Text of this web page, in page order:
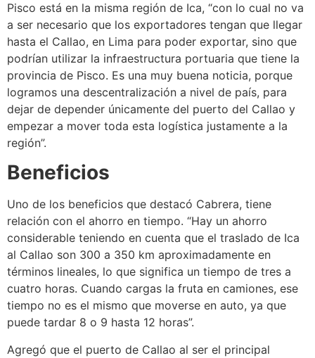
Pisco está en la misma región de Ica, “con lo cual no va
a ser necesario que los exportadores tengan que llegar
hasta el Callao, en Lima para poder exportar, sino que
podrían utilizar la infraestructura portuaria que tiene la
provincia de Pisco. Es una muy buena noticia, porque
logramos una descentralización a nivel de país, para
dejar de depender únicamente del puerto del Callao y
empezar a mover toda esta logística justamente a la
región”.
Beneficios
Uno de los beneficios que destacó Cabrera, tiene
relación con el ahorro en tiempo. “Hay un ahorro
considerable teniendo en cuenta que el traslado de Ica
al Callao son 300 a 350 km aproximadamente en
términos lineales, lo que significa un tiempo de tres a
cuatro horas. Cuando cargas la fruta en camiones, ese
tiempo no es el mismo que moverse en auto, ya que
puede tardar 8 o 9 hasta 12 horas”.
Agregó que el puerto de Callao al ser el principal